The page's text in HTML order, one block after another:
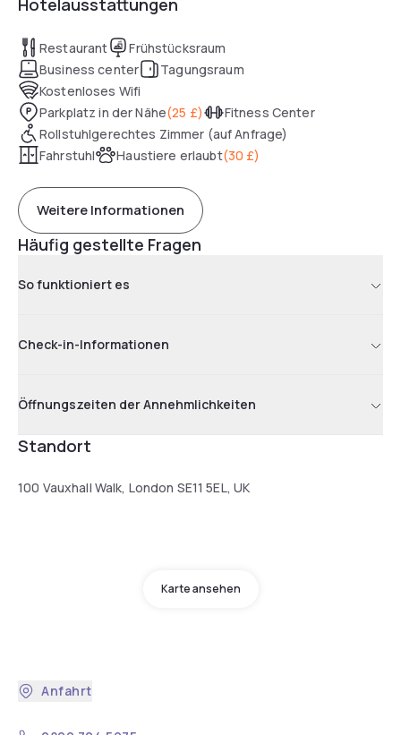
Restaurant
Frühstücksraum
Business center
Tagungsraum
Kostenloses Wifi
Parkplatz in der Nähe(25 £)
Fitness Center
Rollstuhlgerechtes Zimmer (auf Anfrage)
Fahrstuhl
Haustiere erlaubt(30 £)
Weitere Informationen
Häufig gestellte Fragen
So funktioniert es
Check-in-Informationen
Öffnungszeiten der Annehmlichkeiten
Standort
100 Vauxhall Walk, London SE11 5EL, UK
Karte ansehen
Anfahrt